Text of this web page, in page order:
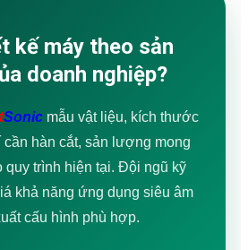
kế máy theo sản
doanh nghiệp?
Sonicmẫu vật liệu, kích thước
cần hàn cắt, sản lượng mong
quy trình hiện tại. Đội ngũ kỹ
khả năng ứng dụng siêu âm
cấu hình phù hợp.